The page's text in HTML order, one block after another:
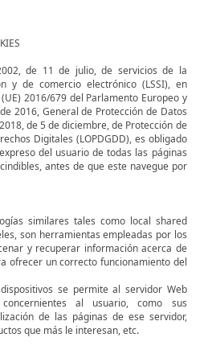
de 11 de julio, de servicios de la
y de comercio electrónico (LSSI), en
2016/679 del Parlamento Europeo y
2016, General de Protección de Datos
de 5 de diciembre, de Protección de
Digitales (LOPDGDD), es obligado
del usuario de todas las páginas
antes de que este navegue por
similares tales como local shared
son herramientas empleadas por los
y recuperar información acerca de
ofrecer un correcto funcionamiento del
se permite al servidor Web
al usuario, como sus
de las páginas de ese servidor,
que más le interesan, etc.